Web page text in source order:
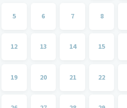
5 6 7 8
12 13 14 15
19 20 21 22